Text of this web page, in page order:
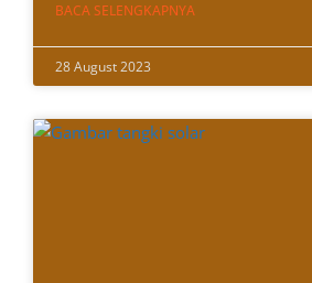
BACA SELENGKAPNYA
28 August 2023